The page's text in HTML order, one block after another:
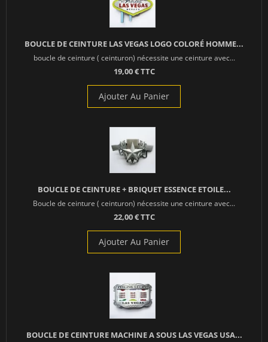
BOUCLE DE CEINTURE LAS VEGAS LOGO COLORÉ HOMME...
boucle de ceinture ( ceinturon) nécessite une ceinture avec...
19,00 € TTC
Ajouter Au Panier
BOUCLE DE CEINTURE + BRIQUET ESSENCE ETOILE...
Boucle de ceinture ( ceinturon) nécessite une ceinture avec...
22,00 € TTC
Ajouter Au Panier
BOUCLE DE CEINTURE MACHINE A SOUS LAS VEGAS USA...